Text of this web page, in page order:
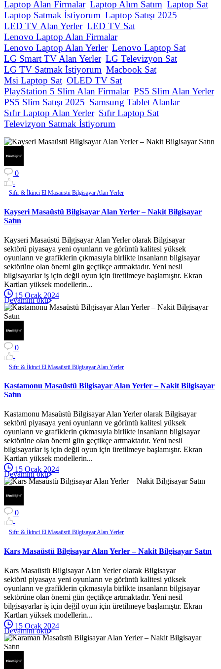
Laptop Alan Firmalar Laptop Alım Satım Laptop Sat
Laptop Satmak İstiyorum Laptop Satışı 2025
LED TV Alan Yerler LED TV Sat
Lenovo Laptop Alan Firmalar
Lenovo Laptop Alan Yerler Lenovo Laptop Sat
LG Smart TV Alan Yerler LG Televizyon Sat
LG TV Satmak İstiyorum Macbook Sat
Msi Laptop Sat OLED TV Sat
PlayStation 5 Slim Alan Firmalar PS5 Slim Alan Yerler
PS5 Slim Satışı 2025 Samsung Tablet Alanlar
Sıfır Laptop Alan Yerler Sıfır Laptop Sat
Televizyon Satmak İstiyorum
0
-
Sıfır & İkinci El Masaüstü Bilgisayar Alan Yerler
Kayseri Masaüstü Bilgisayar Alan Yerler – Nakit Bilgisayar
Satın
Kayseri Masaüstü Bilgisayar Alan Yerler olarak Bilgisayar
sektörü piyasaya yeni oyunların ve görüntü kalitesi yüksek
oyunların ve grafiklerin çıkmasıyla birlikte insanların bilgisayar
sektörüne olan önemi gün geçtikçe artmaktadır. Yeni nesil
bilgisayarlar iş için değil oyun için üretilmeye başlamıştır. Ekran
Kartları yüksek modellerin...
15 Ocak 2024
Devamını oku
0
-
Sıfır & İkinci El Masaüstü Bilgisayar Alan Yerler
Kastamonu Masaüstü Bilgisayar Alan Yerler – Nakit Bilgisayar
Satın
Kastamonu Masaüstü Bilgisayar Alan Yerler olarak Bilgisayar
sektörü piyasaya yeni oyunların ve görüntü kalitesi yüksek
oyunların ve grafiklerin çıkmasıyla birlikte insanların bilgisayar
sektörüne olan önemi gün geçtikçe artmaktadır. Yeni nesil
bilgisayarlar iş için değil oyun için üretilmeye başlamıştır. Ekran
Kartları yüksek modellerin...
15 Ocak 2024
Devamını oku
0
-
Sıfır & İkinci El Masaüstü Bilgisayar Alan Yerler
Kars Masaüstü Bilgisayar Alan Yerler – Nakit Bilgisayar Satın
Kars Masaüstü Bilgisayar Alan Yerler olarak Bilgisayar
sektörü piyasaya yeni oyunların ve görüntü kalitesi yüksek
oyunların ve grafiklerin çıkmasıyla birlikte insanların bilgisayar
sektörüne olan önemi gün geçtikçe artmaktadır. Yeni nesil
bilgisayarlar iş için değil oyun için üretilmeye başlamıştır. Ekran
Kartları yüksek modellerin...
15 Ocak 2024
Devamını oku